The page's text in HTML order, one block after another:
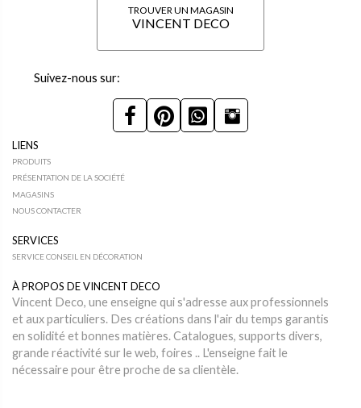
TROUVER UN MAGASIN
VINCENT DECO
Suivez-nous sur:
LIENS
PRODUITS
PRÉSENTATION DE LA SOCIÉTÉ
MAGASINS
NOUS CONTACTER
SERVICES
SERVICE CONSEIL EN DÉCORATION
À PROPOS DE VINCENT DECO
Vincent Deco, une enseigne qui s'adresse aux professionnels
et aux particuliers. Des créations dans l'air du temps garantis
en solidité et bonnes matières. Catalogues, supports divers,
grande réactivité sur le web, foires .. L'enseigne fait le
nécessaire pour être proche de sa clientèle.